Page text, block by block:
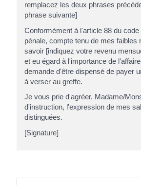
remplacez les deux phrases
phrase suivante]
Conformément à l'article 88 du
pénale, compte tenu de mes faibles
savoir [indiquez votre revenu
et eu égard à l'importance de
demande d'être dispensé de payer
à verser au greffe.
Je vous prie d'agréer, Madame/
d'instruction, l'expression de mes
distinguées.
[Signature]